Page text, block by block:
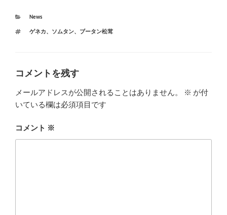
カ
ゴ
News
タ
ゲネカ、 ソムタン、 ブータン松茸
コメントを残す
メールアドレスが公開されることはありません。 ※ が付
いている欄は必須項目です
コメント ※